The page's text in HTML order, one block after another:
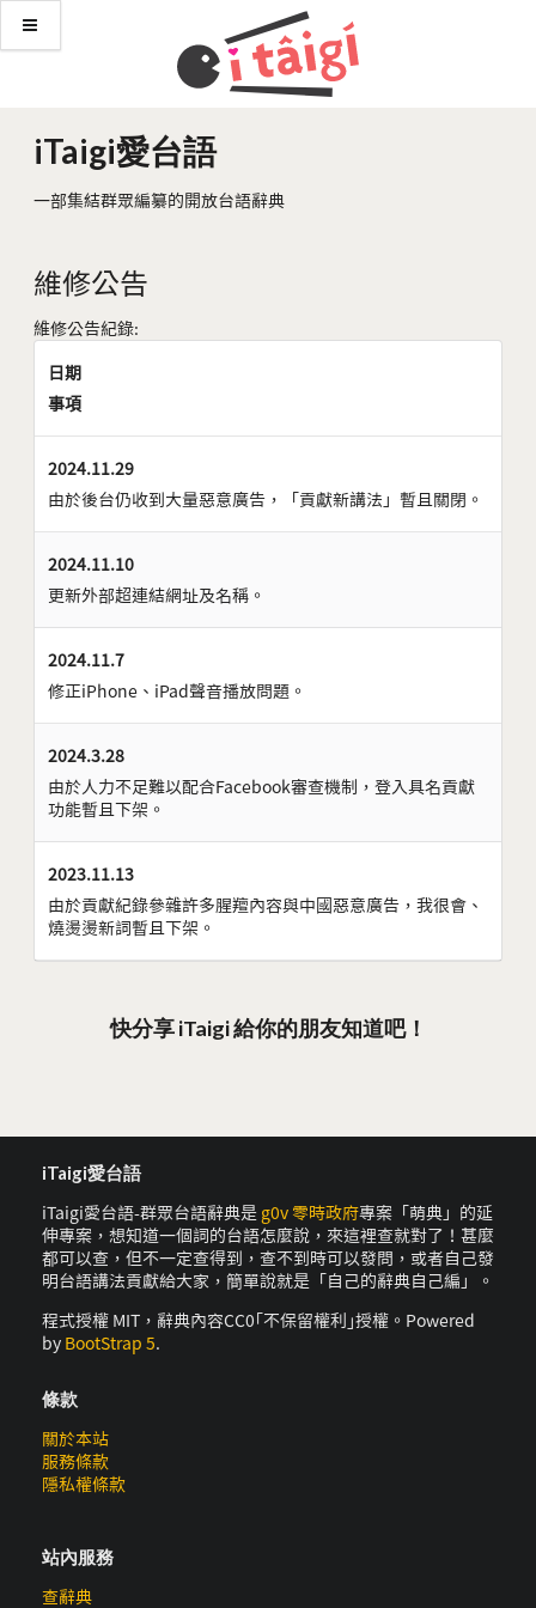
iTaigi愛台語
一部集結群眾編纂的開放台語辭典
維修公告
維修公告紀錄:
日期
事項
2024.11.29
由於後台仍收到大量惡意廣告，「貢獻新講法」暫且關閉。
2024.11.10
更新外部超連結網址及名稱。
2024.11.7
修正iPhone、iPad聲音播放問題。
2024.3.28
由於人力不足難以配合Facebook審查機制，登入具名貢獻
功能暫且下架。
2023.11.13
由於貢獻紀錄參雜許多腥羶內容與中國惡意廣告，我很會、
燒燙燙新詞暫且下架。
快分享 iTaigi 給你的朋友知道吧！
iTaigi愛台語
iTaigi愛台語-群眾台語辭典是 g0v 零時政府專案「萌典」的延
伸專案，想知道一個詞的台語怎麼說，來這裡查就對了！甚麼
都可以查，但不一定查得到，查不到時可以發問，或者自己發
明台語講法貢獻給大家，簡單說就是「自己的辭典自己編」。
程式授權 MIT，辭典內容CC0｢不保留權利｣授權。Powered
by BootStrap 5.
條款
關於本站
服務條款
隱私權條款
站內服務
查辭典